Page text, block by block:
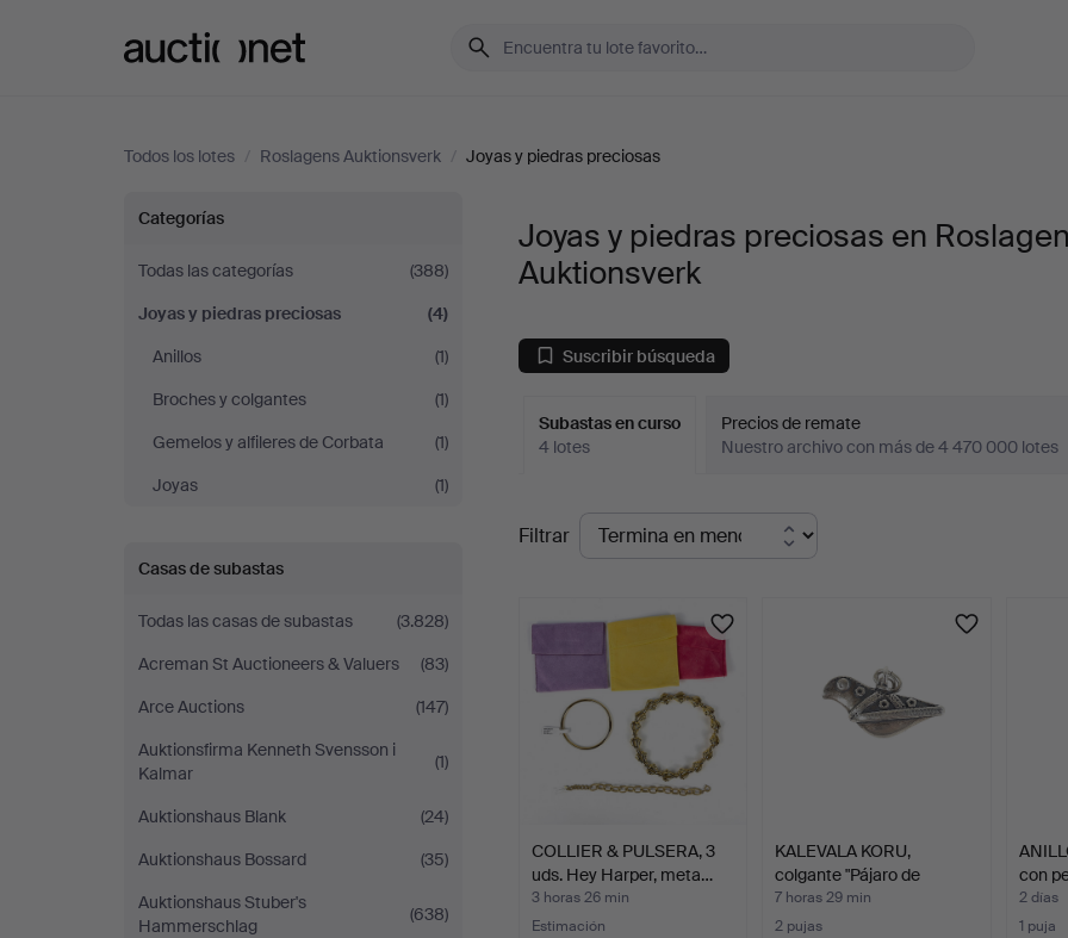
Todos los lotes / Roslagens Auktionsverk / Joyas y piedras preciosas
Joyas
y
piedras
preciosas
en
Roslagens
Auktionsverk
Categorías
Todas las categorías
(388)
Joyas y piedras preciosas
(4)
Anillos
(1)
Broches y colgantes
(1)
Gemelos y alfileres de Corbata
(1)
Joyas
(1)
Casas de subastas
Todas las casas de subastas
(3.828)
Acreman St Auctioneers & Valuers
(83)
Arce Auctions
(147)
Auktionsfirma Kenneth Svensson i
Kalmar
(1)
Auktionshaus Blank
(24)
Auktionshaus Bossard
(35)
Auktionshaus Stuber's
Hammerschlag
(638)
Joyas y piedras preciosas en
Auktionsverk
Suscribir búsqueda
Subastas en curso
4 lotes
Precios de remate
Nuestro archivo con más de 4 470 000 lotes
Subastas
en
Filtrar
COLLIER & PULSERA, 3
uds. Hey Harper, meta…
3 horas 26 min
Estimación
KALEVALA KORU,
colgante "Pájaro de
Hattula…
7 horas 29 min
2 pujas
con
2 días
1 puja